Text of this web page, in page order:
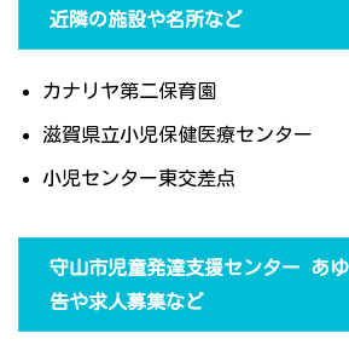
近隣の施設や名所など
カナリヤ第二保育園
滋賀県立小児保健医療センター
小児センター東交差点
守山市児童発達支援センター あ
告や求人募集など